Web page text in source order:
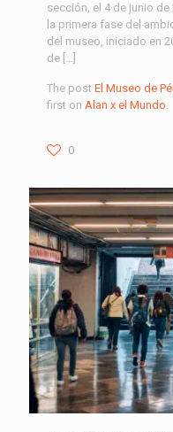
sección, el 4 de junio
la primera fase del
del museo, iniciado en
de […]
The post El Museo de
first on Alan x el Mundo.
0